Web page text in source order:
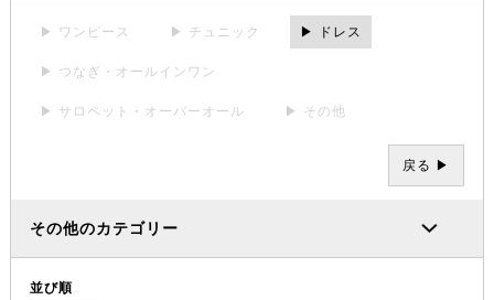
▶ ワンピース ▶ チュニック ▶ ドレス
▶ つなぎ・オールインワン
▶ サロペット・オーバーオール ▶ その他
戻る ▶
その他のカテゴリー
並び順